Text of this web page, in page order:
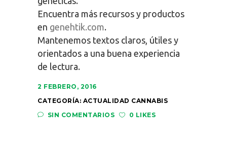
Encuentra más recursos y productos
en genehtik.com.
Mantenemos textos claros, útiles y
orientados a una buena experiencia
de lectura.
2 FEBRERO, 2016
CATEGORÍA: ACTUALIDAD CANNABIS
SIN COMENTARIOS
0 LIKES